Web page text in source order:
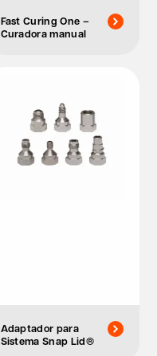
Fast Curing One –
Curadora manual
Adaptador para
Sistema Snap Lid®